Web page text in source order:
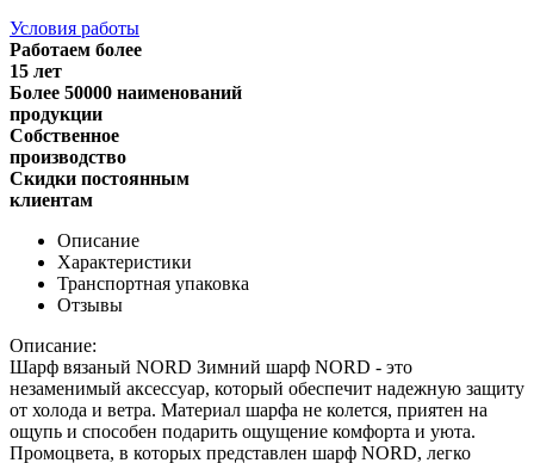
Условия работы
Работаем более
15 лет
Более 50000 наименований
продукции
Собственное
производство
Скидки постоянным
клиентам
Описание
Характеристики
Транспортная упаковка
Отзывы
Описание:
Шарф вязаный NORD Зимний шарф NORD - это
незаменимый аксессуар, который обеспечит надежную защиту
от холода и ветра. Материал шарфа не колется, приятен на
ощупь и способен подарить ощущение комфорта и уюта.
Промоцвета, в которых представлен шарф NORD, легко